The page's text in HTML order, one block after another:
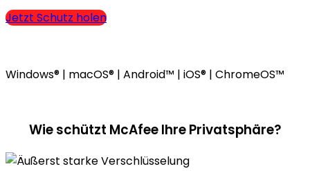
Jetzt Schutz holen
Windows® | macOS® | Android™ | iOS® | ChromeOS™
Wie schützt McAfeeIhre Privatsphäre?